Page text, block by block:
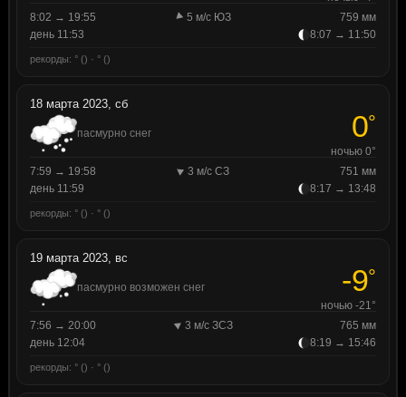
8:02 → 19:55
5 м/с ЮЗ
759 мм
день 11:53
8:07 → 11:50
рекорды: ° () · ° ()
18 марта 2023, сб
пасмурно снег 0°
ночью 0°
7:59 → 19:58
3 м/с СЗ
751 мм
день 11:59
8:17 → 13:48
рекорды: ° () · ° ()
19 марта 2023, вс
пасмурно возможен снег -9°
ночью -21°
7:56 → 20:00
3 м/с ЗСЗ
765 мм
день 12:04
8:19 → 15:46
рекорды: ° () · ° ()